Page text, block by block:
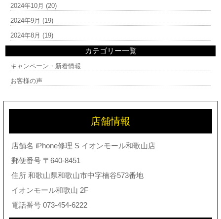
2024年10月 (20)
2024年9月 (19)
2024年8月 (19)
カテゴリー一覧
キャンペーン・新着情報
お客様の声
店舗情報
店舗名 iPhone修理 S イオンモール和歌山店
郵便番号 〒640-8451
住所 和歌山県和歌山市中字楠谷573番地
イオンモール和歌山 2F
電話番号 073-454-6222